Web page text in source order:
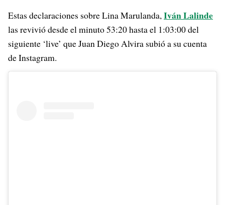
Estas declaraciones sobre Lina Marulanda,Iván Lalinde
las revivió desde el minuto 53:20 hasta el 1:03:00 del
siguiente ‘live’ que Juan Diego Alvira subió a su cuenta
de Instagram.